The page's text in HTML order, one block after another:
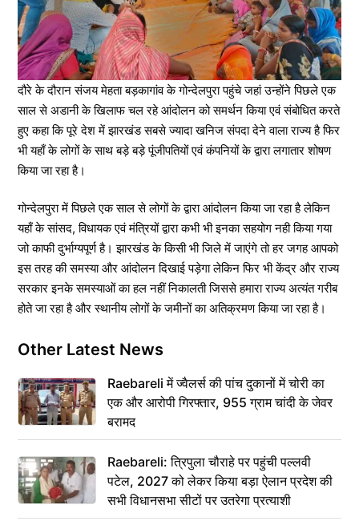
दौरे के दौरान संजय मेहता बड़कागांव के गोन्देलपुरा पहुंचे जहां उन्होंने पिछले एक
साल से अडानी के खिलाफ चल रहे आंदोलन को समर्थन किया एवं संबोधित करते
हुए कहा कि पूरे देश में झारखंड सबसे ज्यादा खनिज संपदा देने वाला राज्य है फिर
भी यहाँ के लोगों के साथ बड़े बड़े पूंजीपतियों एवं कंपनियों के द्वारा लगातार शोषण
किया जा रहा है।
गोन्देलपुरा में पिछले एक साल से लोगों के द्वारा आंदोलन किया जा रहा है लेकिन
यहाँ के सांसद, विधायक एवं मंत्रियों द्वारा कभी भी इनका सहयोग नही किया गया
जो काफी दुर्भाग्यपूर्ण है। झारखंड के किसी भी जिले में जाएंगे तो हर जगह आपको
इस तरह की समस्या और आंदोलन दिखाई पड़ेगा लेकिन फिर भी केंद्र और राज्य
सरकार इनके समस्याओं का हल नहीं निकालती जिससे हमारा राज्य अत्यंत गरीब
होते जा रहा है और स्थानीय लोगों के जमीनों का अतिक्रमण किया जा रहा है।
Other Latest News
Raebareli में ज्वैलर्स की पांच दुकानों में चोरी का
एक और आरोपी गिरफ्तार, 955 ग्राम चांदी के जेवर
बरामद
Raebareli: त्रिपुला चौराहे पर पहुंची पल्लवी
पटेल, 2027 को लेकर किया बड़ा ऐलान प्रदेश की
सभी विधानसभा सीटों पर उतरेगा प्रत्याशी